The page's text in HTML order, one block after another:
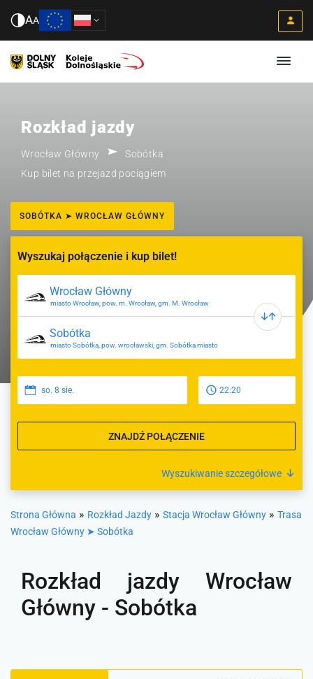
AA
Rozkład jazdy
Wrocław Główny
Sobótka
Kup bilet na przejazd pociągiem
SOBÓTKA ➤ WROCŁAW GŁÓWNY
Wyszukaj połączenie i kup bilet!
miasto Wrocław, pow. m. Wrocław, gm. M. Wrocław
miasto Sobótka, pow. wrocławski, gm. Sobótka miasto
so. 8 sie. 22:20
ZNAJDŹ POŁĄCZENIE
Wyszukiwanie szczegółowe
Strona Główna » Rozkład Jazdy » Stacja Wrocław Główny » Trasa
Wrocław Główny ➤ Sobótka
Rozkład jazdy Wrocław
Główny - Sobótka